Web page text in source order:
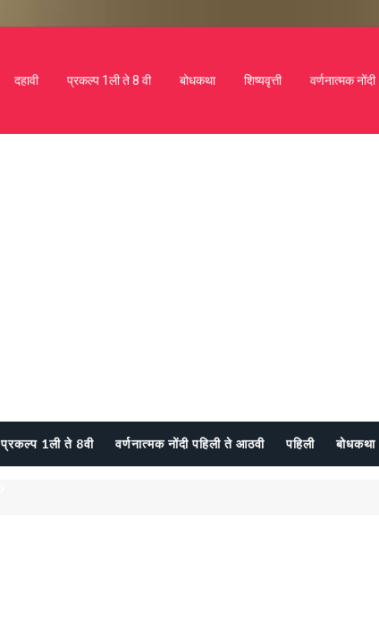
दहावी प्रकल्प 1ली ते 8 वी बोधकथा शिष्यवृत्ती वर्णनात्मक नोंदी
प्रकल्प 1ली ते 8वी वर्णनात्मक नोंदी पहिली ते आठवी पहिली बोधकथा